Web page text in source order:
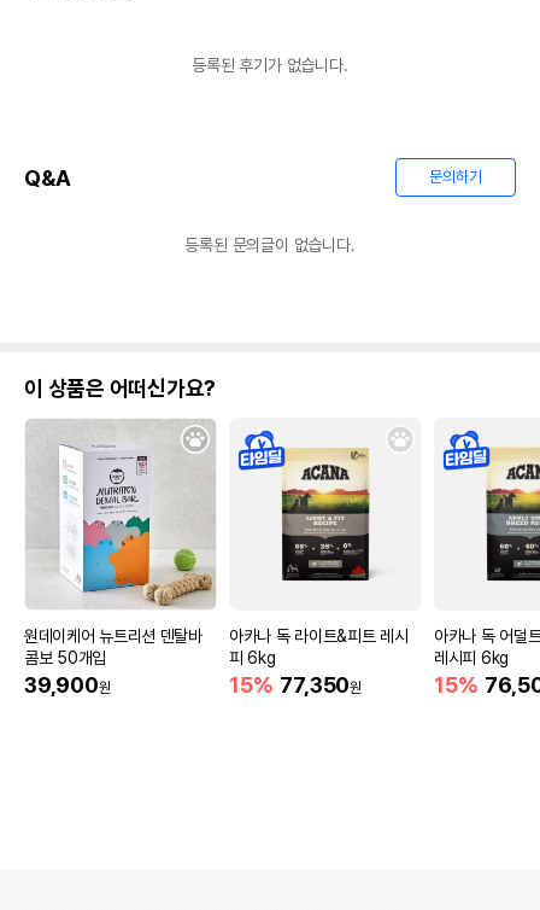
등록된 후기가 없습니다.
Q&A 문의하기
등록된 문의글이 없습니다.
이 상품은 어떠신가요?
원데이케어 뉴트리션 덴탈바
콤보 50개입
39,900원
아카나 독 라이트&피트 레시
피 6kg
15% 77,350원
아카나 독 어덜
레시피 6kg
15%